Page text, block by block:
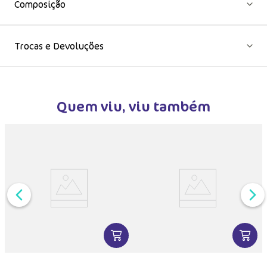
Composição
Trocas e Devoluções
Quem viu, viu também
INFORMAÇÕES DO PRODUTOVER MAIS INFORMAÇÕES DOVER